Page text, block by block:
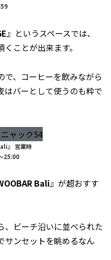
』というスペースでは、
ことが出来ます。
、コーヒーを飲みながら
はバーとして使うのも粋で
』 営業時
25:00
Bali』が超おすす
、ビーチ沿いに並べられた
サンセットを眺めるなん